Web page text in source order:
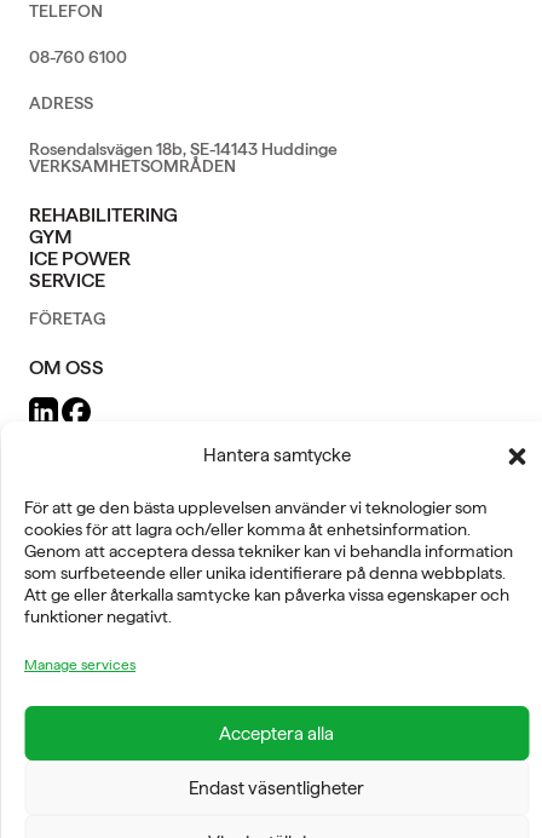
Hantera samtycke
För att ge den bästa upplevelsen använder vi teknologier som
cookies för att lagra och/eller komma åt enhetsinformation.
Genom att acceptera dessa tekniker kan vi behandla information
som surfbeteende eller unika identifierare på denna webbplats.
Att ge eller återkalla samtycke kan påverka vissa egenskaper och
funktioner negativt.
Manage services
Acceptera alla
Endast väsentligheter
TELEFON
08-760 6100
ADRESS
Rosendalsvägen 18b, SE-14143 Huddinge
VERKSAMHETSOMRÅDEN
REHABILITERING
GYM
ICE POWER
SERVICE
FÖRETAG
OM OSS
FYSIOLINE OY © 2026